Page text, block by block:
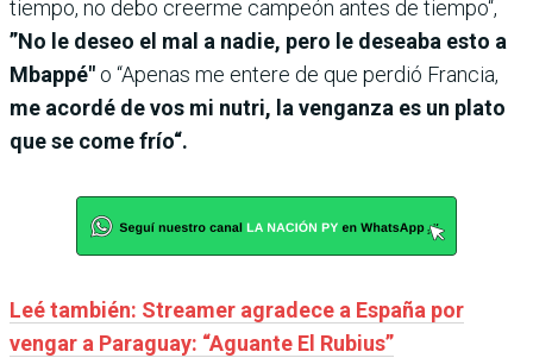
tiempo, no debo creerme campeón antes de tiempo“,
”No le deseo el mal a nadie, pero le deseaba esto a
Mbappé" o “Apenas me entere de que perdió Francia,
me acordé de vos mi nutri, la venganza es un plato
que se come frío“.
Leé también: Streamer agradece a España por
vengar a Paraguay: “Aguante El Rubius”